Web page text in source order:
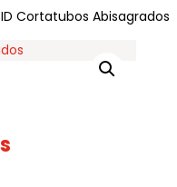
Cortatubos Abisagrados